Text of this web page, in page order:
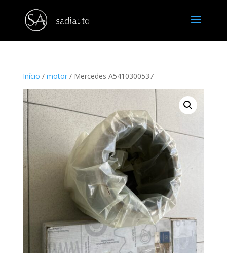
Início / motor/ Mercedes A5410300537